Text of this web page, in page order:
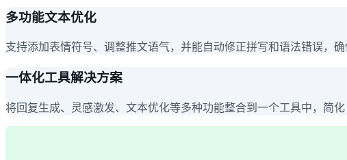
多功能文本优化
支持添加表情符号、调整推文语气，并能自动修正拼写和语法错误，确
一体化工具解决方案
将回复生成、灵感激发、文本优化等多种功能整合到一个工具中，简化